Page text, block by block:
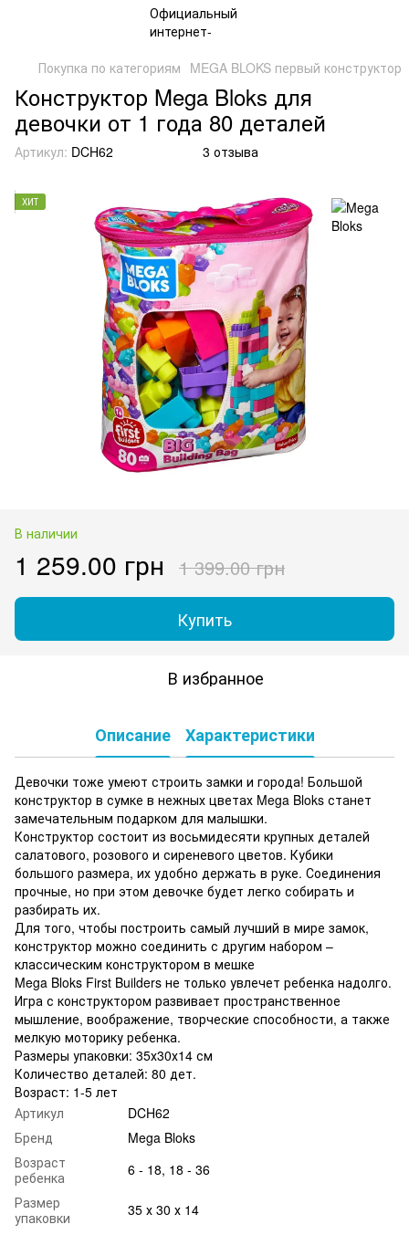
Покупка по категориям MEGA BLOKS первый конструктор
Конструктор Mega Bloks для
девочки от 1 года 80 деталей
Артикул: DCH62 3 отзыва
ХИТ
В наличии
1 259.00 грн 1 399.00 грн
Купить
В избранное
Описание Характеристики
Девочки тоже умеют строить замки и города! Большой
конструктор в сумке в нежных цветах Mega Bloks станет
замечательным подарком для малышки.
Конструктор состоит из восьмидесяти крупных деталей
салатового, розового и сиреневого цветов. Кубики
большого размера, их удобно держать в руке. Соединения
прочные, но при этом девочке будет легко собирать и
разбирать их.
Для того, чтобы построить самый лучший в мире замок,
конструктор можно соединить с другим набором –
классическим конструктором в мешке
Mega Bloks First Builders не только увлечет ребенка надолго.
Игра с конструктором развивает пространственное
мышление, воображение, творческие способности, а также
мелкую моторику ребенка.
Размеры упаковки: 35х30х14 см
Количество деталей: 80 дет.
Возраст: 1-5 лет
Артикул
DCH62
Бренд
Mega Bloks
Возраст
ребенка
6 - 18, 18 - 36
Размер
упаковки
35 х 30 х 14